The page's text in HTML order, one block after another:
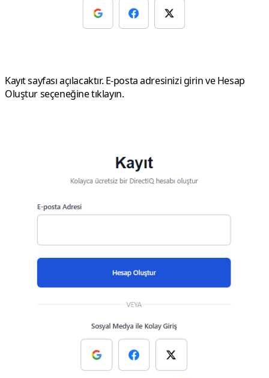
Kayıtsayfası açılacaktır. E-posta adresinizi girin veHesap
Oluşturseçeneğine tıklayın.